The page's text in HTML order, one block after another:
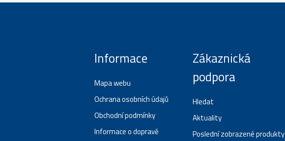
Informace
Mapa webu
Ochrana osobních údajů
Obchodní podmínky
Informace o dopravě
Zákaznická
podpora
Hledat
Aktuality
Poslední zobrazené produkty